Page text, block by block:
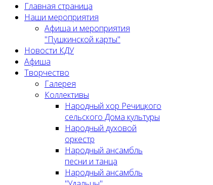
Главная страница
Наши мероприятия
Афиша и мероприятия
"Пушкинской карты"
Новости КДУ
Афиша
Творчество
Галерея
Коллективы
Народный хор Речицкого
сельского Дома культуры
Народный духовой
оркестр
Народный ансамбль
песни и танца
Народный ансамбль